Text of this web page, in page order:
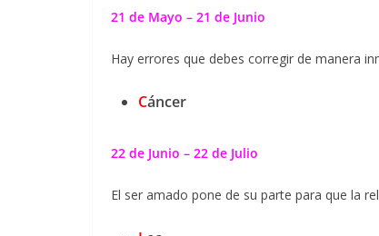
21 de Mayo – 21 de Junio
Hay errores que debes corregir de manera
Cáncer
22 de Junio – 22 de Julio
El ser amado pone de su parte para que la